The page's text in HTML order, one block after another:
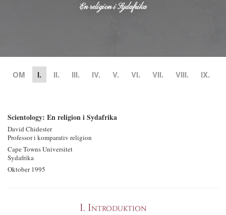
En religion i Sydafrika
OM I. II. III. IV. V. VI. VII. VIII. IX.
Scientology: En religion i Sydafrika
David Chidester
Professor i komparativ religion
Cape Towns Universitet
Sydafrika
Oktober 1995
I. Introduktion